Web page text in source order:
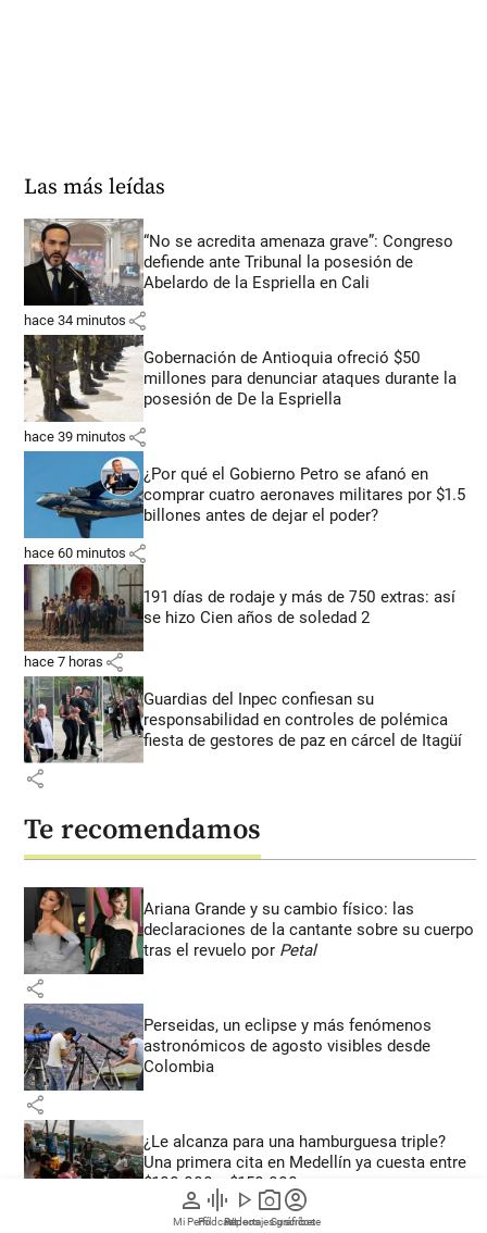
person
Mi Perfil
graphic_eq
Pódcast
play_arrow
Videos
photo_camera
Reportajes gráficos
account_circle
Suscríbete
Las más leídas
“No se acredita amenaza grave”: Congreso
defiende ante Tribunal la posesión de
Abelardo de la Espriella en Cali
hace 34 minutos share
Gobernación de Antioquia ofreció $50
millones para denunciar ataques durante la
posesión de De la Espriella
hace 39 minutos share
¿Por qué el Gobierno Petro se afanó en
comprar cuatro aeronaves militares por $1.5
billones antes de dejar el poder?
hace 60 minutos share
191 días de rodaje y más de 750 extras: así
se hizo Cien años de soledad 2
hace 7 horas share
Guardias del Inpec confiesan su
responsabilidad en controles de polémica
fiesta de gestores de paz en cárcel de Itagüí
share
Te recomendamos
Ariana Grande y su cambio físico: las
declaraciones de la cantante sobre su cuerpo
tras el revuelo por Petal
share
Perseidas, un eclipse y más fenómenos
astronómicos de agosto visibles desde
Colombia
share
¿Le alcanza para una hamburguesa triple?
Una primera cita en Medellín ya cuesta entre
$100.000 y $150.000